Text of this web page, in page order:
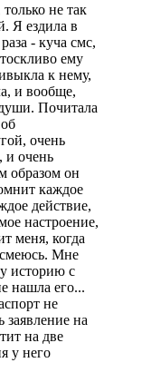
не так
Я ездила в
- куча смс,
ему
к нему,
и вообще,
Почитала
очень
и очень
образом он
каждое
действие,
настроение,
меня, когда
смеюсь. Мне
историю с
нашла его...
не
заявление на
на две
у него